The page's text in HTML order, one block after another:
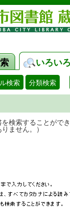
いろい
検索 分類検索
の蔵書を検
ません。）